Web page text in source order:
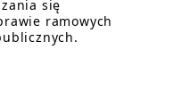
się
ramowych